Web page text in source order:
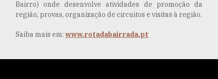
Bairro) onde desenvolve atividades de promoção da
região, provas, organização de circuitos e visitas à região.
Saiba mais em:www.rotadabairrada.pt